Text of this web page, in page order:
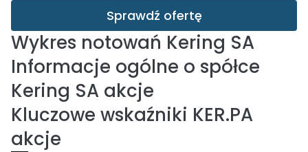
Sprawdź ofertę
Wykres notowań Kering SA
Informacje ogólne o spółce
Kering SA akcje
Kluczowe wskaźniki KER.PA
akcje